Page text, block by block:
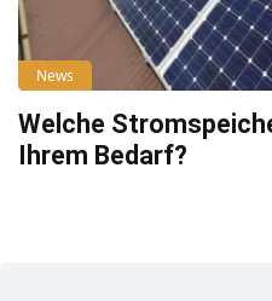
News
Welche
Ihrem Bedarf?